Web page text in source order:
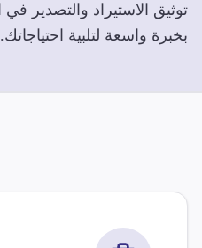
توثيق الاستيراد والتصدير في
بخبرة واسعة لتلبية احتياجاتك.